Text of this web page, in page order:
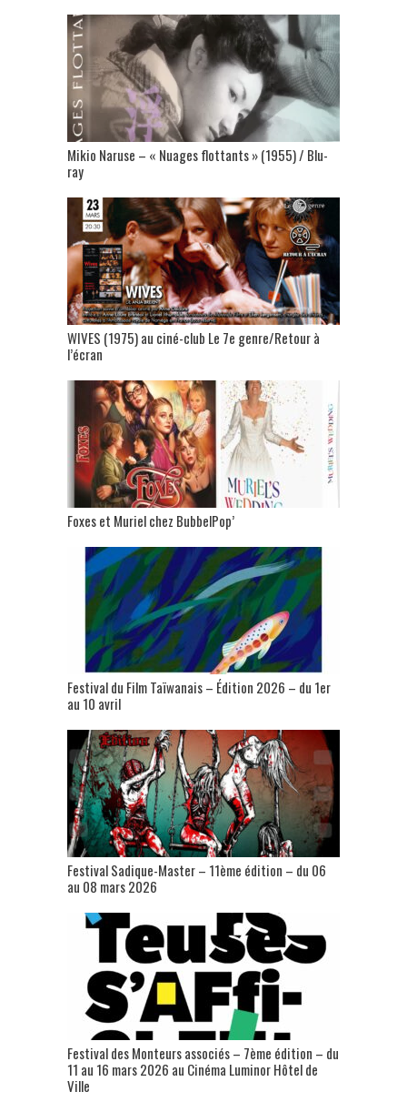
Mikio Naruse – « Nuages flottants » (1955) / Blu-
ray
WIVES (1975) au ciné-club Le 7e genre/Retour à
l’écran
Foxes et Muriel chez BubbelPop’
Festival du Film Taïwanais – Édition 2026 – du 1er
au 10 avril
Festival Sadique-Master – 11ème édition – du 06
au 08 mars 2026
Festival des Monteurs associés – 7ème édition – du
11 au 16 mars 2026 au Cinéma Luminor Hôtel de
Ville